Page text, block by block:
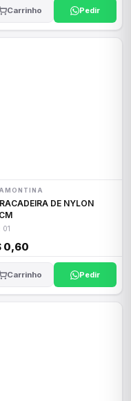
Carrinho Pedir
DE NYLON
01
0,60
Carrinho Pedir